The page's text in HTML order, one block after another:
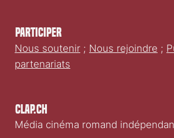
Clap.ch
Participer
Nous soutenir